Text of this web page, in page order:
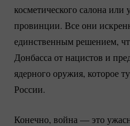
косметического салона или
провинции. Все они
единственным решением,
Донбасса от нацистов и
ядерного оружия, которое
России.
Конечно, война — это